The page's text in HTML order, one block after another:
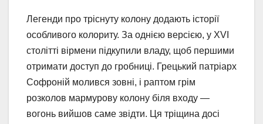
Легенди про тріснуту колону додають історії
особливого колориту. За однією версією, у XVI
столітті вірмени підкупили владу, щоб першими
отримати доступ до гробниці. Грецький патріарх
Софроній молився зовні, і раптом грім
розколов мармурову колону біля входу —
вогонь вийшов саме звідти. Ця тріщина досі